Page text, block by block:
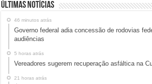
Últimas Notícias
46 minutos atrás
Governo federal adia concessão de rodovias
audiências
5 horas atrás
Vereadores sugerem recuperação asfáltica na
21 horas atrás